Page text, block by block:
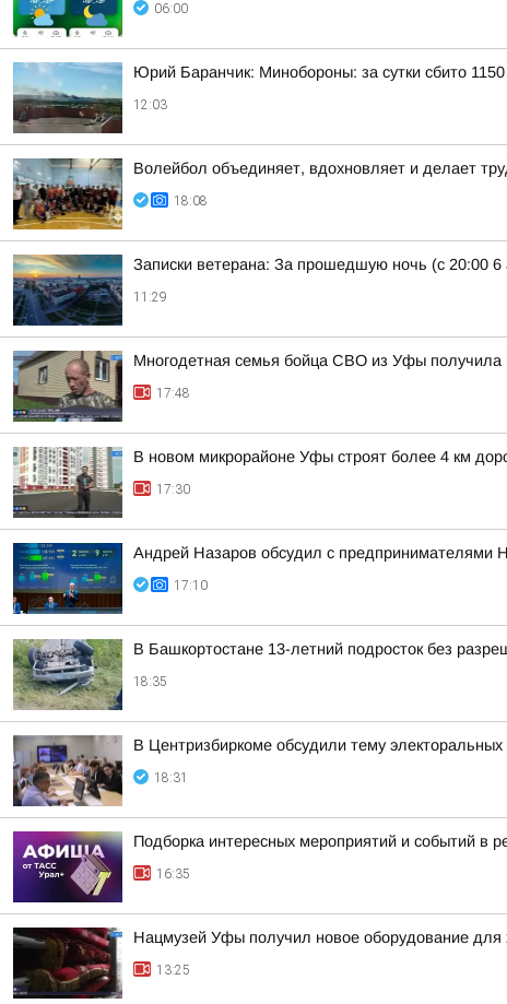
06:00
Юрий Баранчик: Минобороны: за сутки сбито
12:03
Волейбол объединяет, вдохновляет и делает
18:08
Записки ветерана: За прошедшую ночь (с 20:00 6
11:29
Многодетная семья бойца СВО из Уфы получила
17:48
В новом микрорайоне Уфы строят более 4 км
17:30
Андрей Назаров обсудил с предпринимателями
17:10
В Башкортостане 13-летний подросток без
18:35
В Центризбиркоме обсудили тему
18:31
Подборка интересных мероприятий и событий в
16:35
Нацмузей Уфы получил новое оборудование для
13:25